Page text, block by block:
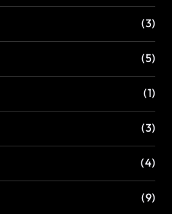
(3)
(5)
(1)
(3)
(4)
(9)